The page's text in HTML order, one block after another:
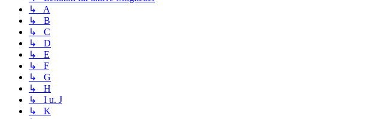
↳ A
↳ B
↳ C
↳ D
↳ E
↳ F
↳ G
↳ H
↳ I u. J
↳ K